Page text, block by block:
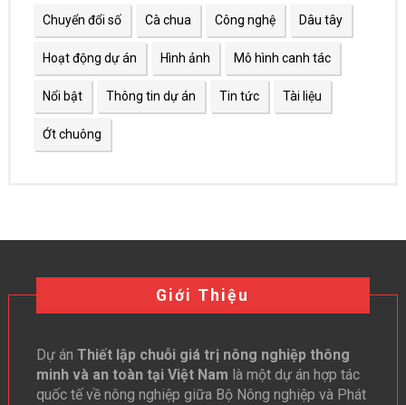
Chuyển đổi số Cà chua Công nghệ Dâu tây
Hoạt động dự án Hình ảnh Mô hình canh tác
Nổi bật Thông tin dự án Tin tức Tài liệu
Ớt chuông
Giới Thiệu
Dự án Thiết lập chuỗi giá trị nông nghiệp thông
minh và an toàn tại Việt Nam là một dự án hợp tác
quốc tế về nông nghiệp giữa Bộ Nông nghiệp và Phát